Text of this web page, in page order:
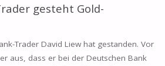
gesteht Gold-
Trader David Liew hat gestanden. Vor
aus, dass er bei der Deutschen Bank